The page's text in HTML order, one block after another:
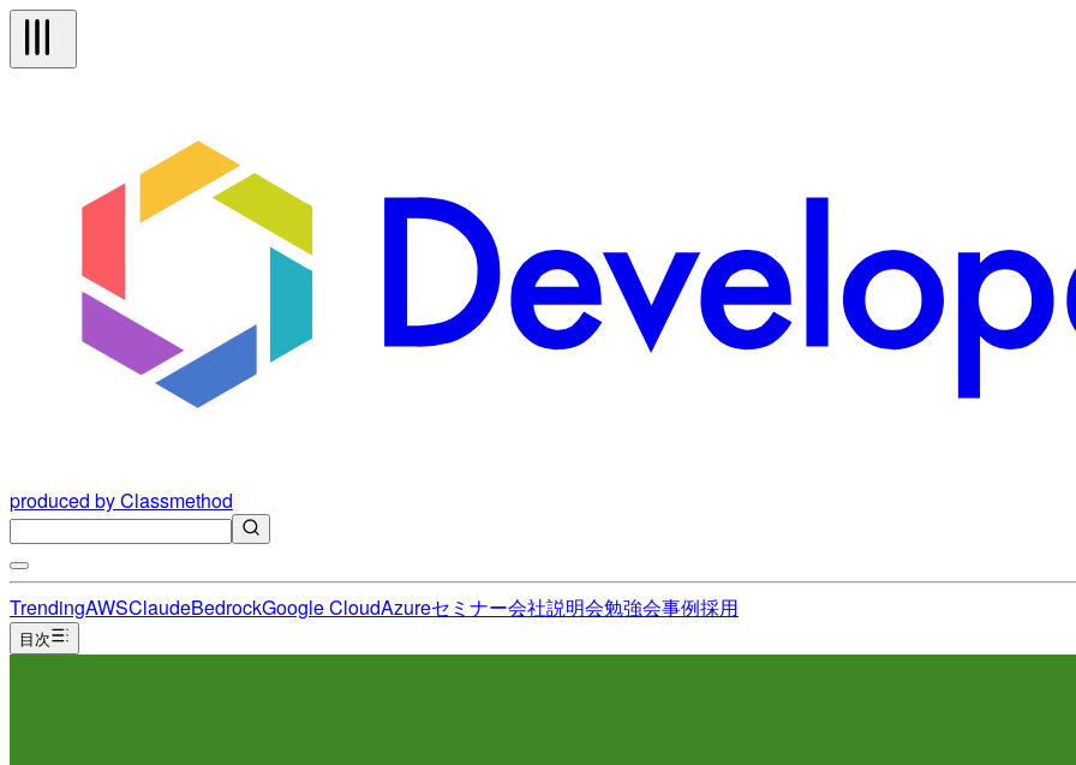
produced by Classmethod
TrendingAWSClaudeBedrockGoogle CloudAzureセミナー会社説明会勉強会事例採用
目次